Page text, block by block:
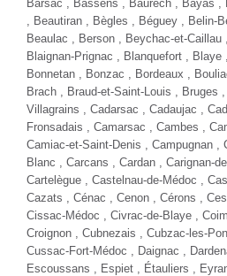
Barsac , Bassens , Baurech , Bayas ,
, Beautiran , Bègles , Béguey , Belin-
Beaulac , Berson , Beychac-et-Caillau ,
Blaignan-Prignac , Blanquefort Blaye
Bonnetan , Bonzac , Bordeaux ,
Brach , Braud-et-Saint-Louis , Bruges
Villagrains , Cadarsac , Cadaujac ,
Fronsadais , Camarsac , Cambes ,
Camiac-et-Saint-Denis , Campugnan ,
Blanc , Carcans , Cardan , Carignan-
Cartelègue , Castelnau-de-Médoc ,
Cazats , Cénac , Cenon , Cérons ,
Cissac-Médoc , Civrac-de-Blaye ,
Croignon , Cubnezais , Cubzac-les-
Cussac-Fort-Médoc , Daignac ,
Escoussans , Espiet , Étauliers ,